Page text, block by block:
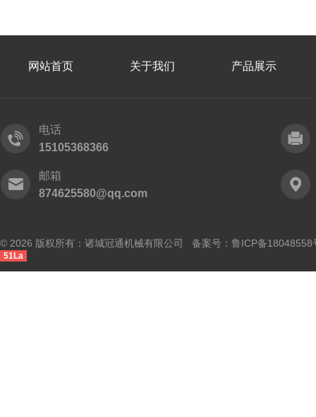
网站首页 关于我们 产品展示
电话
15105368366
邮箱
874625580@qq.com
© 2026 版权所有：诸城冠通机械有限公司 备案号： 鲁ICP备18048558
51La